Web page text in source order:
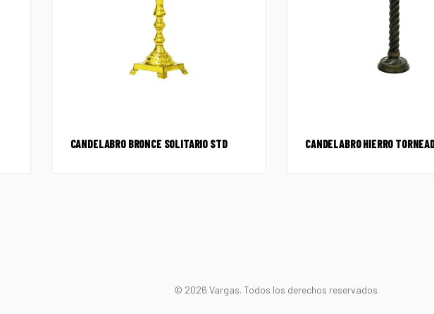
CANDELABRO BRONCE SOLITARIO STD CANDELABRO HIERRO
© 2026 Vargas. Todos los derechos reservados